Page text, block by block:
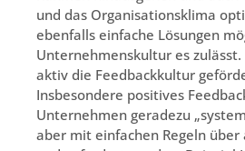
und das Organisationsklima
ebenfalls einfache Lösungen
Unternehmenskultur es
aktiv die Feedbackkultur
Insbesondere positives
Unternehmen geradezu
aber mit einfachen Regeln